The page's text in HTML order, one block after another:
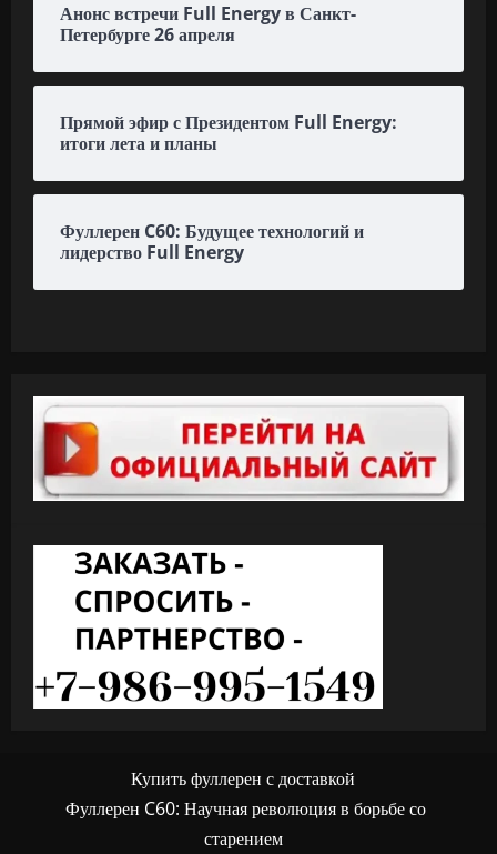
Анонс встречи Full Energy в Санкт-
Петербурге 26 апреля
Прямой эфир с Президентом Full Energy:
итоги лета и планы
Фуллерен C60: Будущее технологий и
лидерство Full Energy
Купить фуллерен с доставкой
Фуллерен C60: Научная революция в борьбе со
старением